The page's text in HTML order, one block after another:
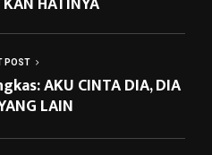
POST
AKU CINTA DIA, DIA
LAIN